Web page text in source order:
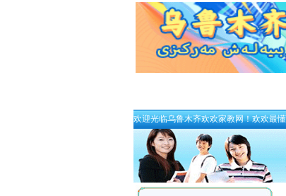
欢迎光临乌鲁木齐欢欢家教网！欢欢最